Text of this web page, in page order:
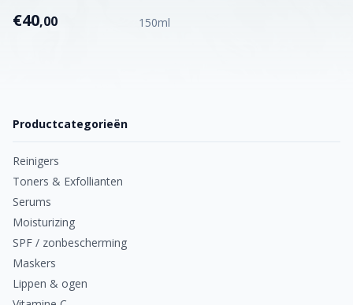
€40,00 150ml
Productcategorieën
Reinigers
Toners & Exfollianten
Serums
Moisturizing
SPF / zonbescherming
Maskers
Lippen & ogen